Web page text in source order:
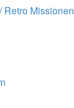
Missionen